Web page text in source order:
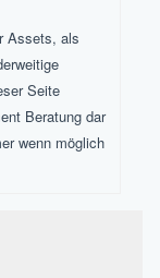
Assets, als
Seite
Beratung dar
wenn möglich